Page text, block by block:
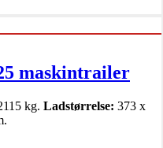
maskintrailer
kg. Ladstørrelse: 373 x